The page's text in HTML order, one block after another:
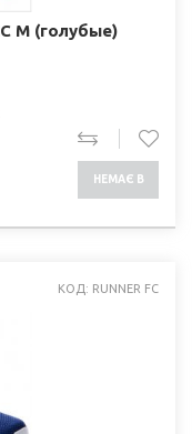
M (голубые)
НЕМАЄ В
КОД: RUNNER FC